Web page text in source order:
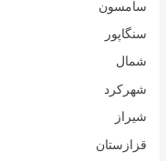
سامسون
سنگاپور
شمال
شهرکرد
شیراز
قزازستان